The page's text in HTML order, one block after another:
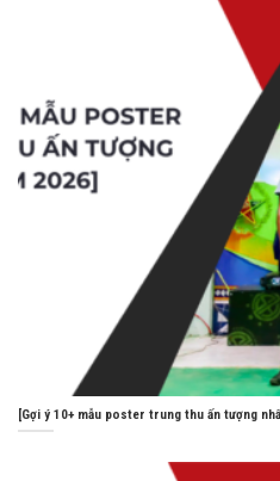
[Gợi ý 10+ mẫu poster trung thu ấn tượng